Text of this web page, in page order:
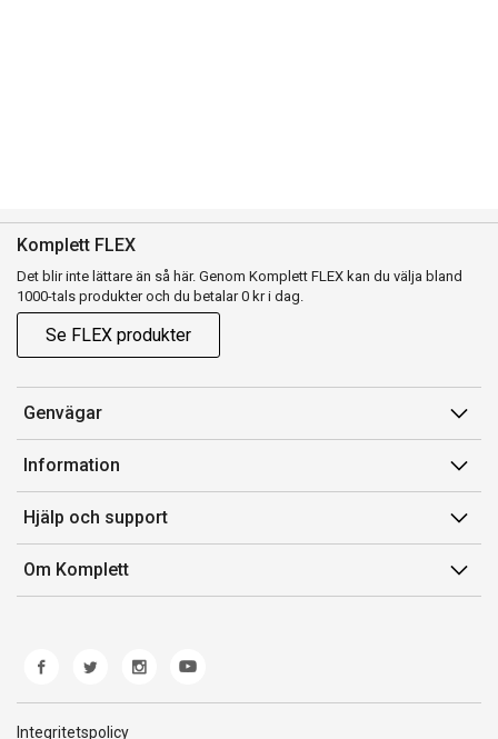
Komplett FLEX
Det blir inte lättare än så här. Genom Komplett FLEX kan du välja bland
1000-tals produkter och du betalar 0 kr i dag.
Se FLEX produkter
Genvägar
Konto
Orderhistorik
Presentkort
Komplett Club
Information
Försäljningsvillkor
Medlemsvillkor for Komplett Club
Lediga tjänster
Hjälp och support
Kontakta oss
Kundservice
Produkthjälp och retur
Felsökning och guider
Om Komplett
Integritetspolicy